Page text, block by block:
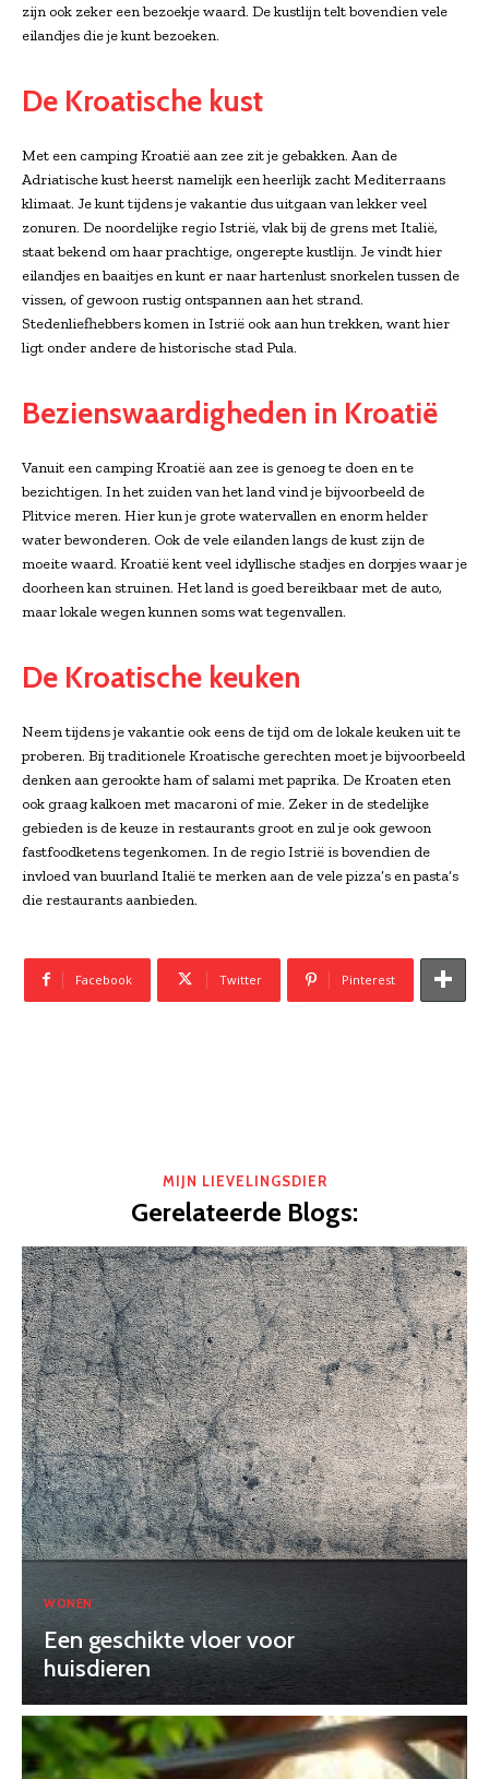
zijn ook zeker een bezoekje waard. De kustlijn telt bovendien vele
eilandjes die je kunt bezoeken.
De Kroatische kust
Met een camping Kroatië aan zee zit je gebakken. Aan de
Adriatische kust heerst namelijk een heerlijk zacht Mediterraans
klimaat. Je kunt tijdens je vakantie dus uitgaan van lekker veel
zonuren. De noordelijke regio Istrië, vlak bij de grens met Italië,
staat bekend om haar prachtige, ongerepte kustlijn. Je vindt hier
eilandjes en baaitjes en kunt er naar hartenlust snorkelen tussen de
vissen, of gewoon rustig ontspannen aan het strand.
Stedenliefhebbers komen in Istrië ook aan hun trekken, want hier
ligt onder andere de historische stad Pula.
Bezienswaardigheden in Kroatië
Vanuit een camping Kroatië aan zee is genoeg te doen en te
bezichtigen. In het zuiden van het land vind je bijvoorbeeld de
Plitvice meren. Hier kun je grote watervallen en enorm helder
water bewonderen. Ook de vele eilanden langs de kust zijn de
moeite waard. Kroatië kent veel idyllische stadjes en dorpjes waar je
doorheen kan struinen. Het land is goed bereikbaar met de auto,
maar lokale wegen kunnen soms wat tegenvallen.
De Kroatische keuken
Neem tijdens je vakantie ook eens de tijd om de lokale keuken uit te
proberen. Bij traditionele Kroatische gerechten moet je bijvoorbeeld
denken aan gerookte ham of salami met paprika. De Kroaten eten
ook graag kalkoen met macaroni of mie. Zeker in de stedelijke
gebieden is de keuze in restaurants groot en zul je ook gewoon
fastfoodketens tegenkomen. In de regio Istrië is bovendien de
invloed van buurland Italië te merken aan de vele pizza’s en pasta’s
die restaurants aanbieden.
Facebook Twitter Pinterest
MIJN LIEVELINGSDIER
Gerelateerde Blogs:
WONEN
Een geschikte vloer voor
huisdieren